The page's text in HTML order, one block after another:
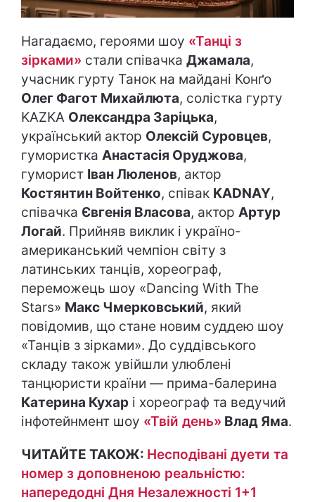
Нагадаємо, героями шоу «Танці з
зірками» стали співачка Джамала,
учасник гурту Танок на майдані Конґо
Олег Фагот Михайлюта, солістка гурту
KAZKA Олександра Заріцька,
український актор Олексій Суровцев,
гумористка Анастасія Оруджова,
гуморист Іван Люленов, актор
Костянтин Войтенко, співак KADNAY,
співачка Євгенія Власова, актор Артур
Логай. Прийняв виклик і україно-
американський чемпіон світу з
латинських танців, хореограф,
переможець шоу «Dancing With The
Stars» Макс Чмерковський, який
повідомив, що стане новим суддею шоу
«Танців з зірками». До суддівського
складу також увійшли улюблені
танцюристи країни — прима-балерина
Катерина Кухар і хореограф та ведучий
інфотейнмент шоу «Твій день» Влад Яма.
ЧИТАЙТЕ ТАКОЖ: Несподівані дуети та
номер з доповненою реальністю:
напередодні Дня Незалежності 1+1